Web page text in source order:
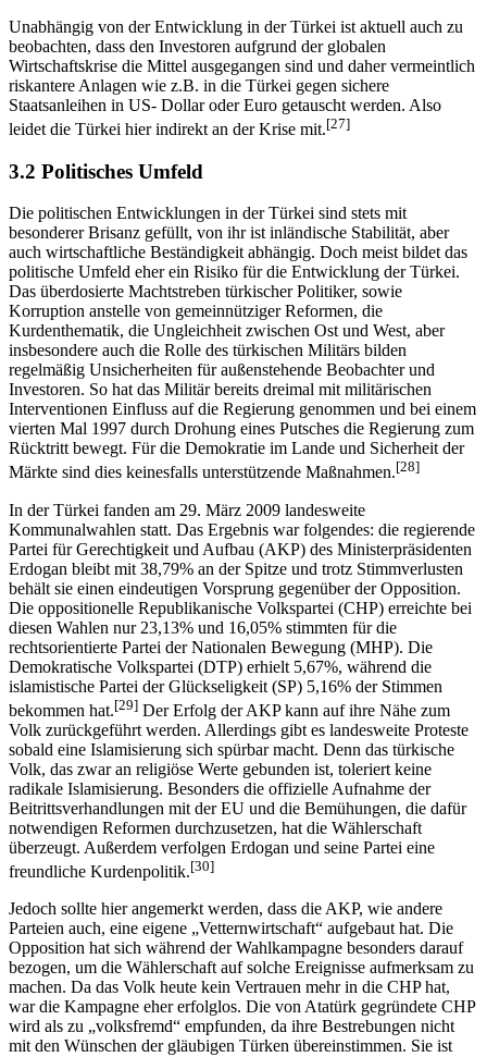
Unabhängig von der Entwicklung in der Türkei ist aktuell auch zu
beobachten, dass den Investoren aufgrund der globalen
Wirtschaftskrise die Mittel ausgegangen sind und daher vermeintlich
riskantere Anlagen wie z.B. in die Türkei gegen sichere
Staatsanleihen in US- Dollar oder Euro getauscht werden. Also
leidet die Türkei hier indirekt an der Krise mit.[27]
3.2 Politisches Umfeld
Die politischen Entwicklungen in der Türkei sind stets mit
besonderer Brisanz gefüllt, von ihr ist inländische Stabilität, aber
auch wirtschaftliche Beständigkeit abhängig. Doch meist bildet das
politische Umfeld eher ein Risiko für die Entwicklung der Türkei.
Das überdosierte Machtstreben türkischer Politiker, sowie
Korruption anstelle von gemeinnütziger Reformen, die
Kurdenthematik, die Ungleichheit zwischen Ost und West, aber
insbesondere auch die Rolle des türkischen Militärs bilden
regelmäßig Unsicherheiten für außenstehende Beobachter und
Investoren. So hat das Militär bereits dreimal mit militärischen
Interventionen Einfluss auf die Regierung genommen und bei einem
vierten Mal 1997 durch Drohung eines Putsches die Regierung zum
Rücktritt bewegt. Für die Demokratie im Lande und Sicherheit der
Märkte sind dies keinesfalls unterstützende Maßnahmen.[28]
In der Türkei fanden am 29. März 2009 landesweite
Kommunalwahlen statt. Das Ergebnis war folgendes: die regierende
Partei für Gerechtigkeit und Aufbau (AKP) des Ministerpräsidenten
Erdogan bleibt mit 38,79% an der Spitze und trotz Stimmverlusten
behält sie einen eindeutigen Vorsprung gegenüber der Opposition.
Die oppositionelle Republikanische Volkspartei (CHP) erreichte bei
diesen Wahlen nur 23,13% und 16,05% stimmten für die
rechtsorientierte Partei der Nationalen Bewegung (MHP). Die
Demokratische Volkspartei (DTP) erhielt 5,67%, während die
islamistische Partei der Glückseligkeit (SP) 5,16% der Stimmen
bekommen hat.[29] Der Erfolg der AKP kann auf ihre Nähe zum
Volk zurückgeführt werden. Allerdings gibt es landesweite Proteste
sobald eine Islamisierung sich spürbar macht. Denn das türkische
Volk, das zwar an religiöse Werte gebunden ist, toleriert keine
radikale Islamisierung. Besonders die offizielle Aufnahme der
Beitrittsverhandlungen mit der EU und die Bemühungen, die dafür
notwendigen Reformen durchzusetzen, hat die Wählerschaft
überzeugt. Außerdem verfolgen Erdogan und seine Partei eine
freundliche Kurdenpolitik.[30]
Jedoch sollte hier angemerkt werden, dass die AKP, wie andere
Parteien auch, eine eigene „Vetternwirtschaft“ aufgebaut hat. Die
Opposition hat sich während der Wahlkampagne besonders darauf
bezogen, um die Wählerschaft auf solche Ereignisse aufmerksam zu
machen. Da das Volk heute kein Vertrauen mehr in die CHP hat,
war die Kampagne eher erfolglos. Die von Atatürk gegründete CHP
wird als zu „volksfremd“ empfunden, da ihre Bestrebungen nicht
mit den Wünschen der gläubigen Türken übereinstimmen. Sie ist